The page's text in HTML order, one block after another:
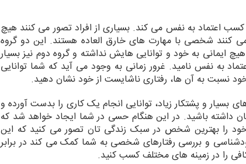
اعتماد به نفس می کند. بسیاری از افراد تصور می کنند هیچ
کنند شخصی با مهارت های خارق العاده هستند. این دو گروه
ایمانی به خود و توانایی هایش نداشته و گروه دوم نیز بسیار
به نفس نامید. غرور زمانی به وجود می آید که شما توانایی
خود نسبت به آن ها، رفتاری ناشایست از خود نشان دهید.
و پشتکار زیاد، توانایی انجام یک کاری را بدست آورده و
داشته باشید. در این هنگام حسی در شما ایجاد خواهد شد که
خود را بهترین شخص در سبک زندگی تان تصور می کنید که این
و بررسی رفتارهای شخصی به شما کمک می کند در برابر
را در زمینه های مختلف کسب کنید.